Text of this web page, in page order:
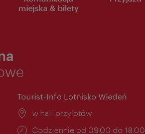
miejska & bilety
Tourist-Info Lotnisko Wiedeń
Miejsce:
w hali przylotów
Godziny
Codziennie od 09.00 do 18.00